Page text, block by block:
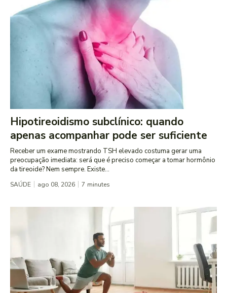
Hipotireoidismo subclínico: quando
apenas acompanhar pode ser suficiente
Receber um exame mostrando TSH elevado costuma gerar uma
preocupação imediata: será que é preciso começar a tomar hormônio
da tireoide? Nem sempre. Existe...
SAÚDE ago 08, 2026 7 minutes